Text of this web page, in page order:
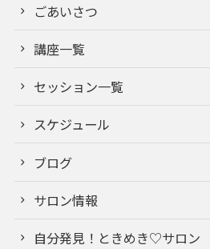
ごあいさつ
講座一覧
セッション一覧
スケジュール
ブログ
サロン情報
自分発見！ときめき♡サロン